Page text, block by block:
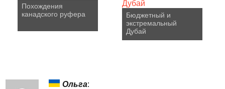
Похождения
канадского руфера
Бюджетный и
экстремальный
Дубай
Ольга: